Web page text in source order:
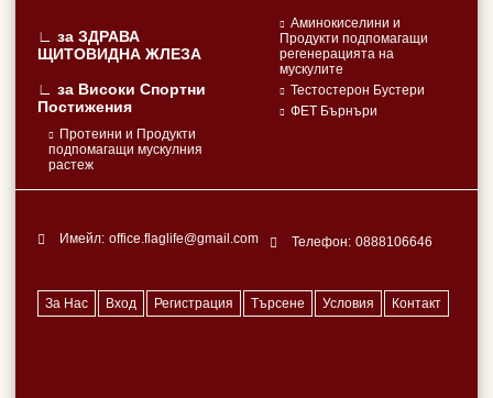
∟ за ЗДРАВА
ЩИТОВИДНА ЖЛЕЗА
∟ за Високи Спортни
Постижения
Протеини и Продукти
подпомагащи мускулния
растеж
Аминокиселини и
Продукти подпомагащи
регенерацията на
мускулите
Тестостерон Бустери
ФЕТ Бърнъри
Имейл: office.flaglife@gmail.com Телефон: 0888106646
За Нас Вход Регистрация Търсене Условия Контакт